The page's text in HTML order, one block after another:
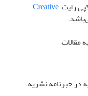
رایتCreative
در خبرنامه نشریه